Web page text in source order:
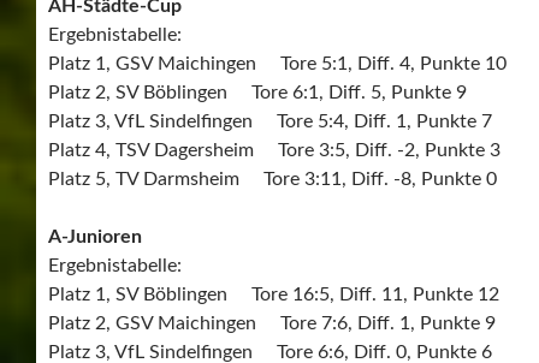
AH-Städte-Cup
Ergebnistabelle:
Platz 1, GSV Maichingen Tore 5:1, Diff. 4, Punkte 10
Platz 2, SV Böblingen Tore 6:1, Diff. 5, Punkte 9
Platz 3, VfL Sindelfingen Tore 5:4, Diff. 1, Punkte 7
Platz 4, TSV Dagersheim Tore 3:5, Diff. -2, Punkte 3
Platz 5, TV Darmsheim Tore 3:11, Diff. -8, Punkte 0
A-Junioren
Ergebnistabelle:
Platz 1, SV Böblingen Tore 16:5, Diff. 11, Punkte 12
Platz 2, GSV Maichingen Tore 7:6, Diff. 1, Punkte 9
Platz 3, VfL Sindelfingen Tore 6:6, Diff. 0, Punkte 6